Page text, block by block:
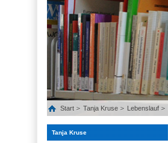
Start Tanja Kruse Lebenslauf
Tanja Kruse